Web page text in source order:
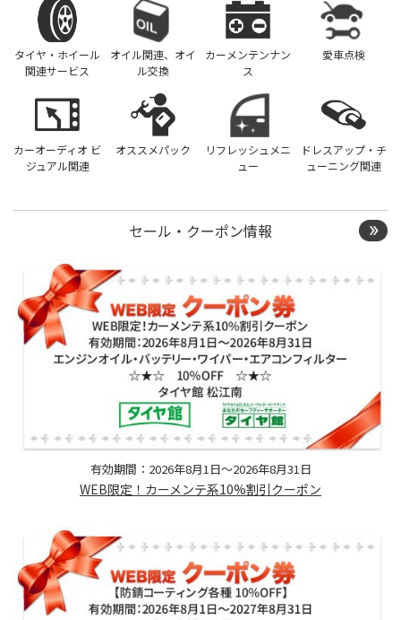
タイヤ・ホイール
関連サービス
オイル関連、オイ
ル交換
カーメンテンナン
ス
愛車点検
カーオーディオ ビ
ジュアル関連
オススメパック
リフレッシュメニ
ュー
ドレスアップ・チ
ューニング関連
セール・クーポン情報
有効期間：2026年8月1日～2026年8月31日
WEB限定！カーメンテ系10%割引クーポン